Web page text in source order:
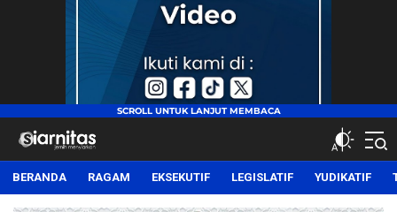
siarnitas
Jernih Menyiarkan
BERANDA RAGAM EKSEKUTIF LEGISLATIF YUDIKATIF